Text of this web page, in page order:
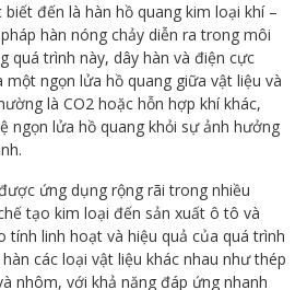
đến là hàn hồ quang kim loại khí –
hàn nóng chảy diễn ra trong môi
quá trình này, dây hàn và điện cực
ngọn lửa hồ quang giữa vật liệu và
là CO2 hoặc hỗn hợp khí khác,
ngọn lửa hồ quang khỏi sự ảnh hưởng
ứng dụng rộng rãi trong nhiều
tạo kim loại đến sản xuất ô tô và
tính linh hoạt và hiệu quả của quá trình
các loại vật liệu khác nhau như thép
nhôm, với khả năng đáp ứng nhanh